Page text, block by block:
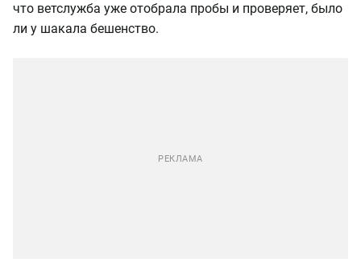
что ветслужба уже отобрала пробы и проверяет, было
ли у шакала бешенство.